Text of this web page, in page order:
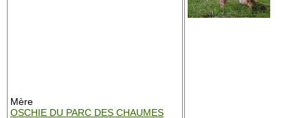
Mère
OSCHIE DU PARC DES CHAUMES